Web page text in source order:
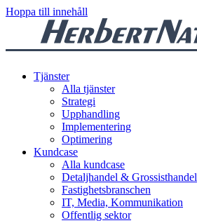
Hoppa till innehåll
Tjänster
Alla tjänster
Strategi
Upphandling
Implementering
Optimering
Kundcase
Alla kundcase
Detaljhandel & Grossisthandel
Fastighetsbranschen
IT, Media, Kommunikation
Offentlig sektor